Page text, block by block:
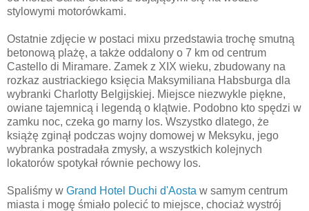
stylowymi motorówkami.
Ostatnie zdjęcie w postaci mixu przedstawia trochę smutną
betonową plażę, a także oddalony o 7 km od centrum
Castello di Miramare. Zamek z XIX wieku, zbudowany na
rozkaz austriackiego księcia Maksymiliana Habsburga dla
wybranki Charlotty Belgijskiej. Miejsce niezwykle piękne,
owiane tajemnicą i legendą o klątwie. Podobno kto spędzi w
zamku noc, czeka go marny los. Wszystko dlatego, że
książę zginął podczas wojny domowej w Meksyku, jego
wybranka postradała zmysły, a wszystkich kolejnych
lokatorów spotykał równie pechowy los.
Spaliśmy w Grand Hotel Duchi d'Aosta w samym centrum
miasta i mogę śmiało polecić to miejsce, chociaż wystrój